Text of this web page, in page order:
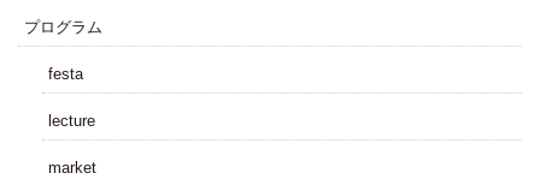
プログラム
festa
lecture
market